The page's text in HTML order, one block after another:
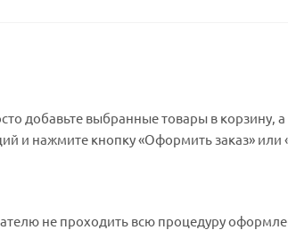
добавьте выбранные товары в корзину,
и нажмите кнопку «Оформить заказ» или
не проходить всю процедуру